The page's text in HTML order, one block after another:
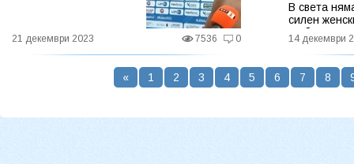
0
7536
21 декември 2023
В света
силен
кикбокс като
българския
14 декември
« 1 2 3 4 5 6 7 8